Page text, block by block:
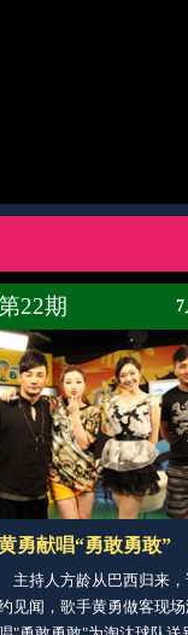
22期 7
勇献唱“勇敢勇敢”
主持人方龄从巴西归来
见闻，歌手黄勇做客现